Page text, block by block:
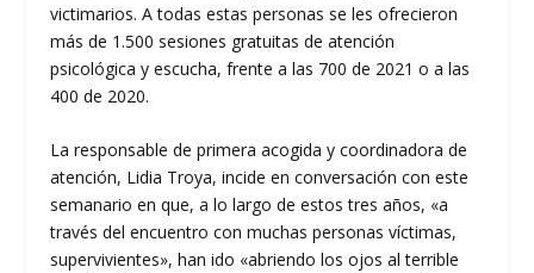
victimarios. A todas estas personas se les ofrecieron
más de 1.500 sesiones gratuitas de atención
psicológica y escucha, frente a las 700 de 2021 o a las
400 de 2020.
La responsable de primera acogida y coordinadora de
atención, Lidia Troya, incide en conversación con este
semanario en que, a lo largo de estos tres años, «a
través del encuentro con muchas personas víctimas,
supervivientes», han ido «abriendo los ojos al terrible